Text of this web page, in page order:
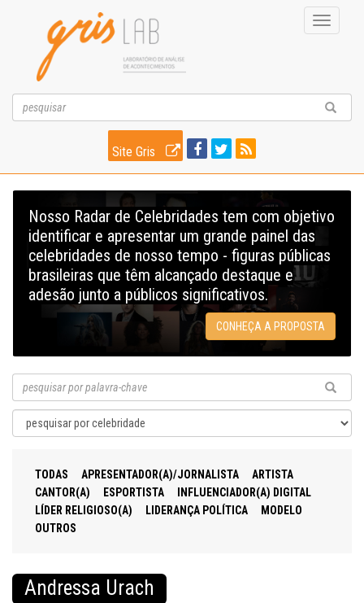
Toggle
Site Gris
Nosso Radar de Celebridades tem com objetivo
identificar e apresentar um grande painel das
celebridades de nosso tempo - figuras públicas
brasileiras que têm alcançado destaque e
adesão junto a públicos significativos.
CONHEÇA A PROPOSTA
TODAS APRESENTADOR(A)/JORNALISTA
ARTISTA
CANTOR(A)
ESPORTISTA
INFLUENCIADOR(A) DIGITAL
LÍDER RELIGIOSO(A)
LIDERANÇA POLÍTICA
MODELO
OUTROS
Andressa Urach